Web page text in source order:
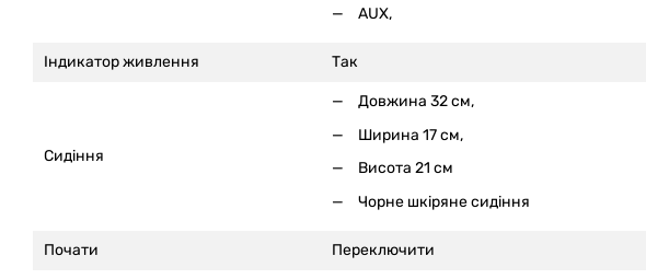
AUX,
Індикатор живлення Так
Сидіння
Довжина 32 см,
Ширина 17 см,
Висота 21 см
Чорне шкіряне сидіння
Почати Переключити